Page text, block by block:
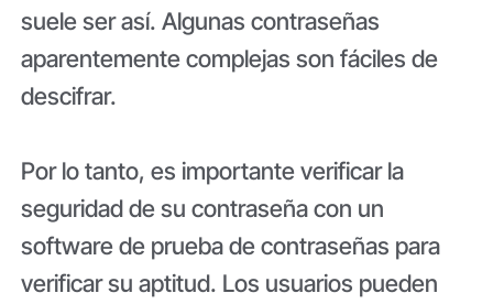
suele ser así. Algunas contraseñas
aparentemente complejas son fáciles de
descifrar.
Por lo tanto, es importante verificar la
seguridad de su contraseña con un
software de prueba de contraseñas para
verificar su aptitud. Los usuarios pueden